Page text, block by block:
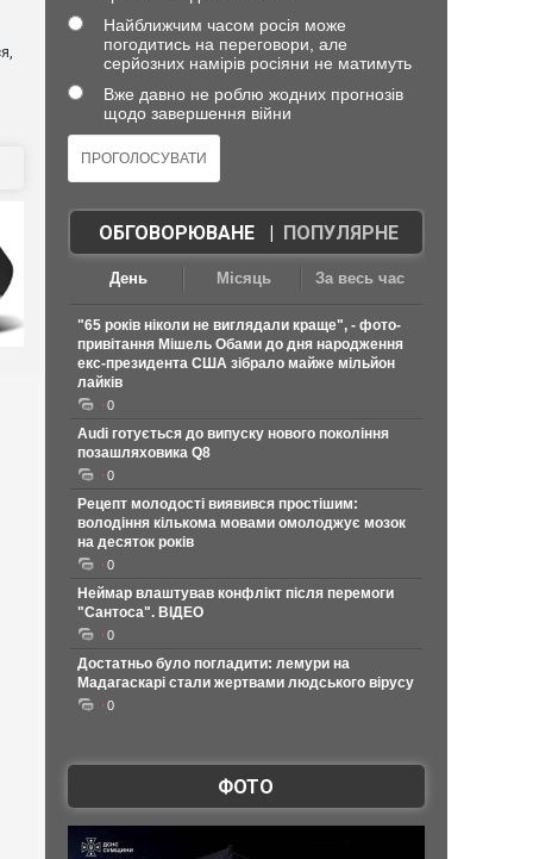
Найближчим часом росія може
погодитись на переговори, але
серйозних намірів росіяни не матимуть
Вже давно не роблю жодних прогнозів
щодо завершення війни
ОБГОВОРЮВАНЕ| ПОПУЛЯРНЕ
День Місяць За весь час
"65 років ніколи не виглядали краще", - фото-
привітання Мішель Обами до дня народження
екс-президента США зібрало майже мільйон
лайків
0
Audi готується до випуску нового покоління
позашляховика Q8
0
Рецепт молодості виявився простішим:
володіння кількома мовами омолоджує мозок
на десяток років
0
Неймар влаштував конфлікт після перемоги
"Сантоса". ВІДЕО
0
Достатньо було погладити: лемури на
Мадагаскарі стали жертвами людського вірусу
0
ФОТО